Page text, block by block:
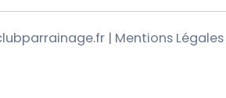
| Mentions Légales